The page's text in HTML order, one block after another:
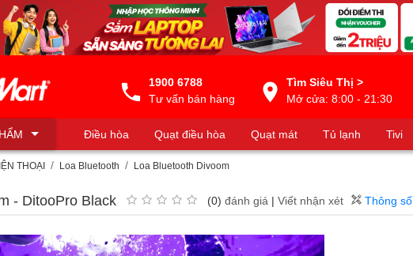
1900 6788
Tư vấn bán hàng
Tìm Siêu Thị >
Mở cửa: 8:00 - 21:30
Điều hòa Quạt điều hòa Quạt mát Tủ lạnh Tivi
Máy lọc nước
THOẠI Loa Bluetooth Loa Bluetooth Divoom
- DitooPro Black (0) đánh giá | Viết nhận xét Thông số